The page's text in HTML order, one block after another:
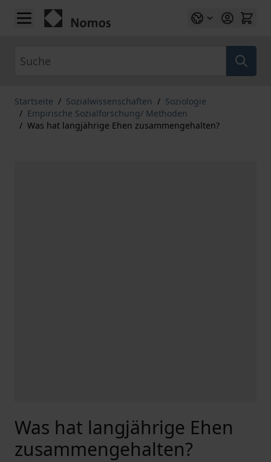
Zum Inhalt springen
Startseite / Sozialwissenschaften / Soziologie
/ Empirische Sozialforschung/ Methoden
/ Was hat langjährige Ehen zusammengehalten?
Was hat langjährige Ehen
zusammengehalten?